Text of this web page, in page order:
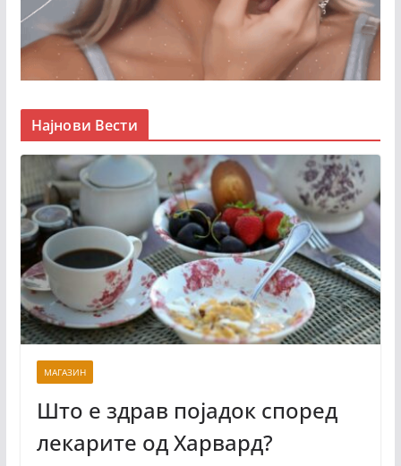
Најнови Вести
МАГАЗИН
Што е здрав појадок според
лекарите од Харвард?